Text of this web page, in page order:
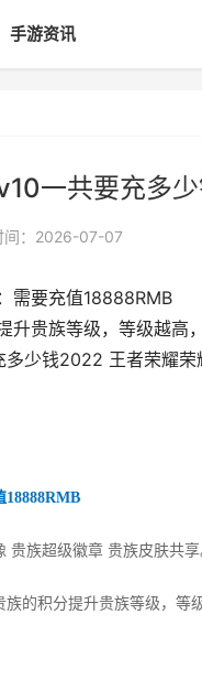
手游资讯
一共要充多
间：2026-07-07
要充值18888RMB
升贵族等级，等级越
多少钱2022 王者荣耀荣
18888RMB
族超级徽章 贵族皮肤共享
积分提升贵族等级，等级